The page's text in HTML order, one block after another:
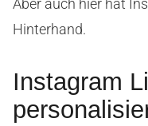
Aber auch hier hat
Hinterhand.
Instagram